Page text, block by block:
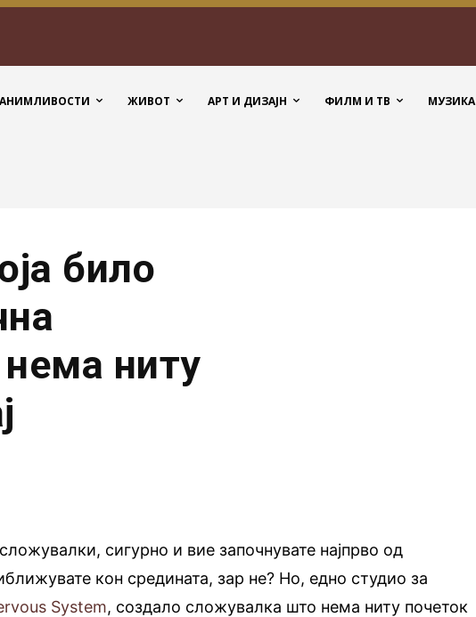
ЖИВОТ АРТ И ДИЗАЈН ФИЛМ И ТВ МУЗИКА
било
ниту
сигурно и вие започнувате најпрво од
кон средината, зар не? Но, едно студио за
System, создало сложувалка што нема ниту почеток